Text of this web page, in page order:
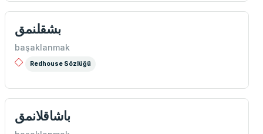
بشقلنمق
başaklanmak
Redhouse Sözlüğü
باشاقلانمق